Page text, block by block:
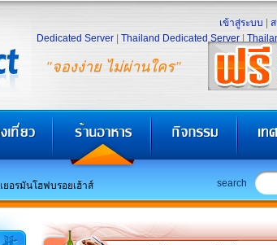
"จองง่าย ไม่ผ่านใคร"
เข้าสู่ระบบ
Dedicated Server
Thailand Dedicated Server
เยอรมันโฮฟบรอยเฮ้าส์ search